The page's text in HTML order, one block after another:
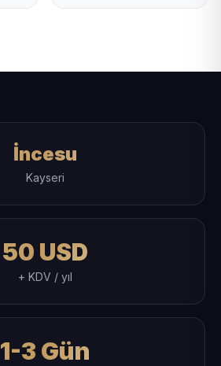
İncesu
Kayseri
50 USD
+ KDV / yıl
1-3 Gün